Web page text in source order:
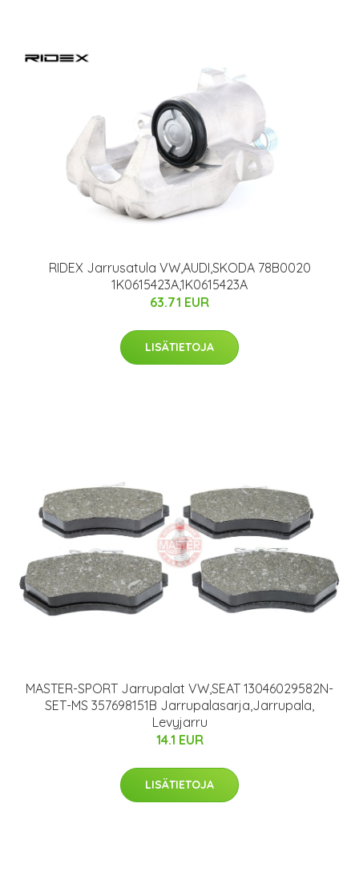
RIDEX Jarrusatula VW,AUDI,SKODA 78B0020
1K0615423A,1K0615423A
63.71 EUR
LISÄTIETOJA
MASTER-SPORT Jarrupalat VW,SEAT 13046029582N-
SET-MS 357698151B Jarrupalasarja,Jarrupala,
Levyjarru
14.1 EUR
LISÄTIETOJA